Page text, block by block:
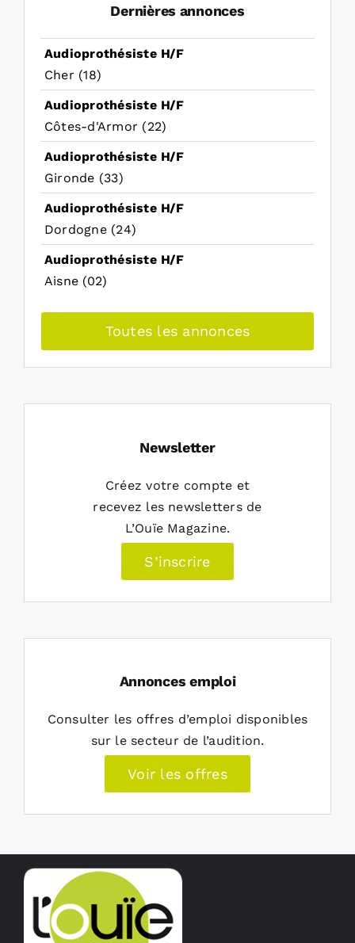
Dernières annonces
Audioprothésiste H/F
Cher (18)
Audioprothésiste H/F
Côtes-d'Armor (22)
Audioprothésiste H/F
Gironde (33)
Audioprothésiste H/F
Dordogne (24)
Audioprothésiste H/F
Aisne (02)
Toutes les annonces
Newsletter
Créez votre compte et
recevez les newsletters de
L’Ouïe Magazine.
S’inscrire
Annonces emploi
Consulter les offres d’emploi disponibles
sur le secteur de l’audition.
Voir les offres